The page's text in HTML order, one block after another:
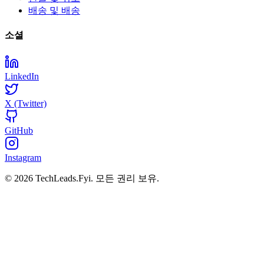
배송 및 배송
소셜
LinkedIn
X (Twitter)
GitHub
Instagram
© 2026 TechLeads.Fyi. 모든 권리 보유.